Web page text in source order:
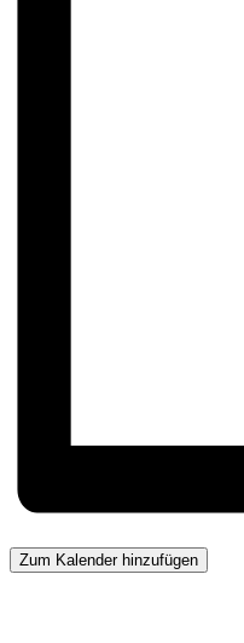
Zum Kalender hinzufügen